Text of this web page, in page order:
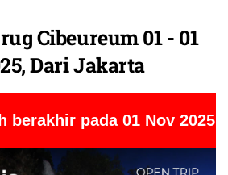
Cibeureum 01 - 01
Dari Jakarta
berakhir pada 01 Nov 2025